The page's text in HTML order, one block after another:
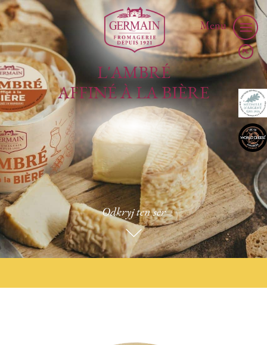
Menu
L'AMBRÉ
AFFINÉ À LA BIÈRE
Odkryj ten ser